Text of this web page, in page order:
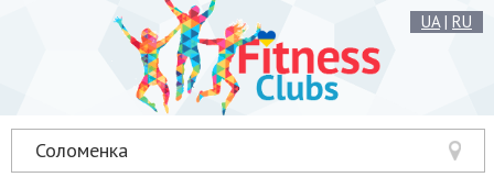
UA| RU
Соломенка